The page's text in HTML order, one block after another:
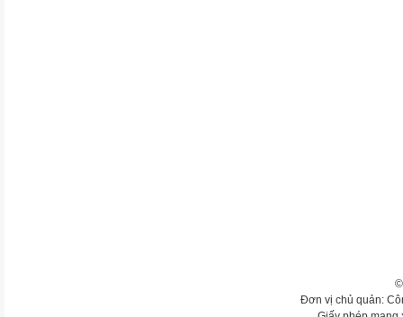
Đơn vị chủ quản: